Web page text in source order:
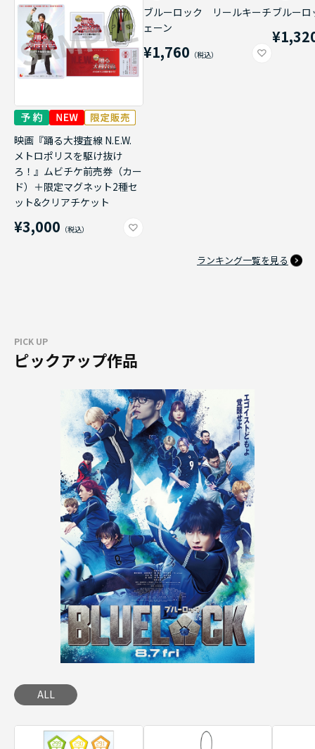
映画『踊る大捜査線 N.E.W.
メトロポリスを駆け抜け
ろ！』ムビチケ前売券（カー
ド）＋限定マグネット2種セ
ット&クリアチケット
¥3,000
ブルーロック リールキーチ
ェーン
¥1,760
ブルー
ランキング一覧を見る
PICK UP
ピックアップ作品
ALL